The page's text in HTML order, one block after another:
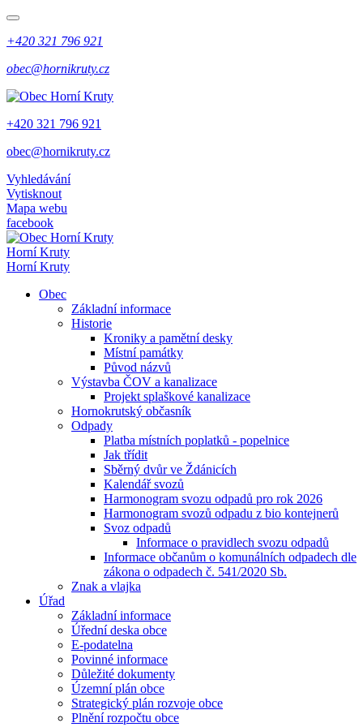
+420 321 796 921
obec@hornikruty.cz
+420 321 796 921
obec@hornikruty.cz
Vyhledávání
Vytisknout
Mapa webu
facebook
Horní Kruty
Horní Kruty
Obec
Základní informace
Historie
Kroniky a pamětní desky
Místní památky
Původ názvů
Výstavba ČOV a kanalizace
Projekt splaškové kanalizace
Hornokrutský občasník
Odpady
Platba místních poplatků - popelnice
Jak třídit
Sběrný dvůr ve Ždánicích
Kalendář svozů
Harmonogram svozu odpadů pro rok 2026
Harmonogram svozů odpadu z bio kontejnerů
Svoz odpadů
Informace o pravidlech svozu odpadů
Informace občanům o komunálních odpadech dle
zákona o odpadech č. 541/2020 Sb.
Znak a vlajka
Úřad
Základní informace
Úřední deska obce
E-podatelna
Povinné informace
Důležité dokumenty
Územní plán obce
Strategický plán rozvoje obce
Plnění rozpočtu obce